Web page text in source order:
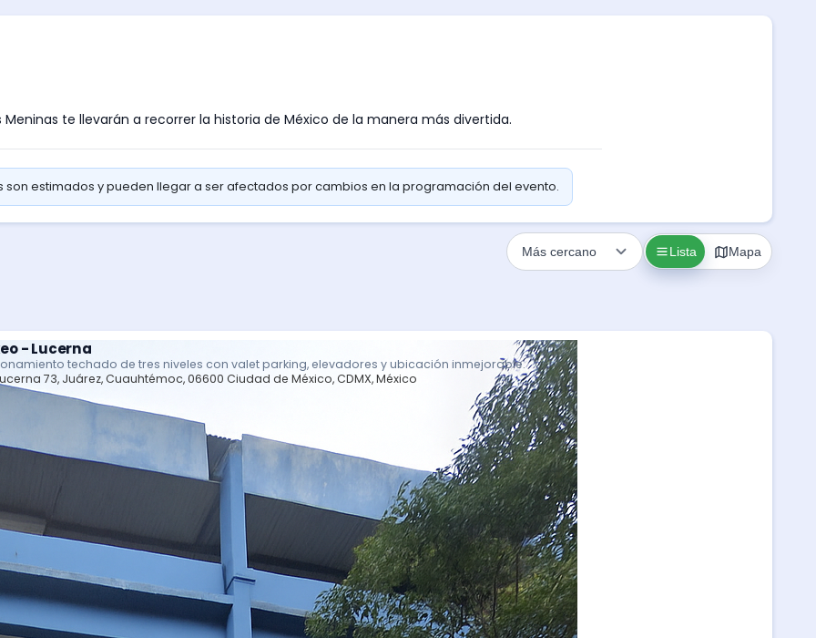
te llevarán a recorrer la historia de México de la manera más divertida.
son estimados y pueden llegar a ser afectados por cambios en la programación del evento.
Lista Mapa
- Lucerna
techado de tres niveles con valet parking, elevadores y ubicación inmejorable.
73, Juárez, Cuauhtémoc, 06600 Ciudad de México, CDMX, México